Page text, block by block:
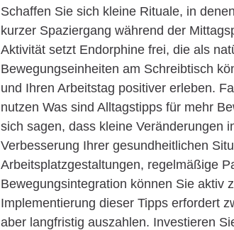
Schaffen Sie sich kleine Rituale, in
kurzer Spaziergang während der
Aktivität setzt Endorphine frei, die als
Bewegungseinheiten am Schreibtisch
und Ihren Arbeitstag positiver erleben.
nutzen Was sind Alltagstipps für mehr
sich sagen, dass kleine Veränderungen
Verbesserung Ihrer gesundheitlichen
Arbeitsplatzgestaltungen, regelmäßige
Bewegungsintegration können Sie aktiv
Implementierung dieser Tipps erfordert
aber langfristig auszahlen. Investieren